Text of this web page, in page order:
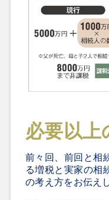
必要以上
前々回、前回と相
る増税と実家の相
の考え方をお伝え